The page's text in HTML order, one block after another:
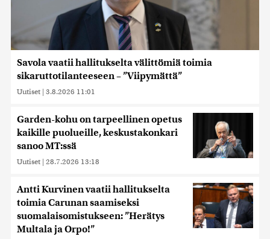
Savola vaatii hallitukselta välittömiä toimia
sikaruttotilanteeseen – ”Viipymättä”
Uutiset | 3.8.2026 11:01
Garden-kohu on tarpeellinen opetus
kaikille puolueille, keskustakonkari
sanoo MT:ssä
Uutiset | 28.7.2026 13:18
Antti Kurvinen vaatii hallitukselta
toimia Carunan saamiseksi
suomalaisomistukseen: ”Herätys
Multala ja Orpo!”